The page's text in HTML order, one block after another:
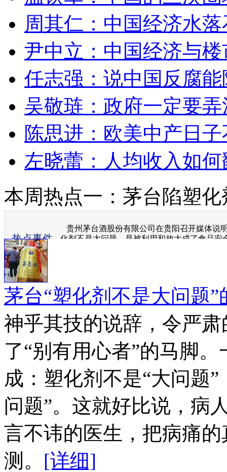
周其仁：中国经济水
尹中立：中国经济与
任志强：说中国反腐
吴敬琏：政府一定要
陈思进：欧美中产日
左晓蕾：人均收入如何
本周热点一：茅台陷塑化
热点事件
贵州茅台酒股份有限公司在贵阳召开媒体说
化剂不是大问题，是被利用和放大成了食品安
茅台“塑化剂不是大问题
神乎其技的说辞，令严
了“别有用心者”的马脚
成：塑化剂不是“大问题
问题”。这就好比说，病
言不讳的医生，把病痛
测。 [详细]